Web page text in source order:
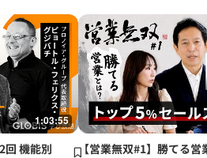
1:03:55
機能別
【営業無双#1】勝てる営